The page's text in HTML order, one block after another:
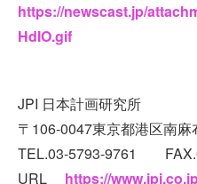
https://newscast.jp/
HdIO.gif
JPI 日本計画研究所
〒106-0047東京都港区南
TEL.03-5793-9761
URL https://